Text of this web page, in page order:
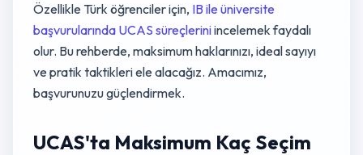
Özellikle Türk öğrenciler için, IB ile üniversite
başvurularında UCAS süreçleriniincelemek faydalı
olur. Bu rehberde, maksimum haklarınızı, ideal sayıyı
ve pratik taktikleri ele alacağız. Amacımız,
başvurunuzu güçlendirmek.
UCAS'ta Maksimum Kaç Seçim